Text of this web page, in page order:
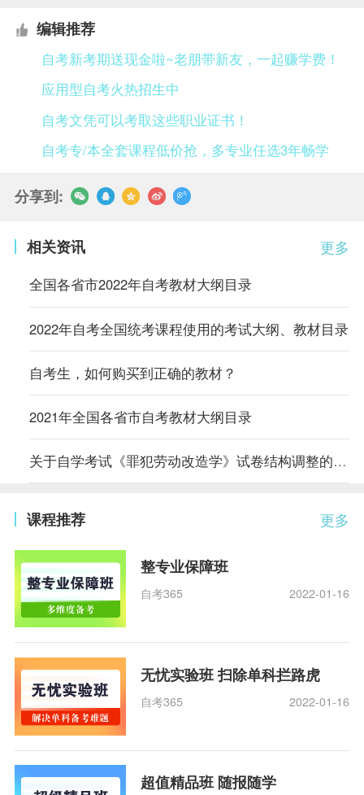
编辑推荐
自考新考期送现金啦~老朋带新友，一起赚学费！
应用型自考火热招生中
自考文凭可以考取这些职业证书！
自考专/本全套课程低价抢，多专业任选3年畅学
分享到:
更多
相关资讯
全国各省市2022年自考教材大纲目录
2022年自考全国统考课程使用的考试大纲、教材目录
自考生，如何购买到正确的教材？
2021年全国各省市自考教材大纲目录
关于自学考试《罪犯劳动改造学》试卷结构调整的说明
更多
课程推荐
整专业保障班
自考365 2022-01-16
无忧实验班 扫除单科拦路虎
自考365 2022-01-16
超值精品班 随报随学